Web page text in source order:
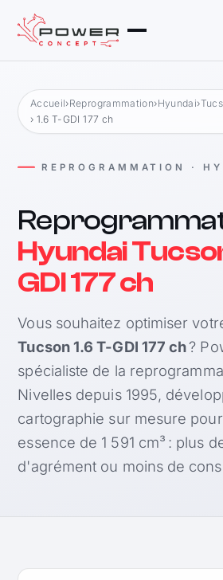
Accueil›Reprogrammation›Hyundai›
› 1.6 T-GDI 177 ch
REPROGRAMMATION ·
Hyundai
GDI 177 ch
Vous souhaitez optimiser
Tucson 1.6 T-GDI 177 ch?
spécialiste de la
Nivelles depuis 1995,
cartographie sur mesure
essence de 1 591 cm³ : plus
d'agrément ou moins de